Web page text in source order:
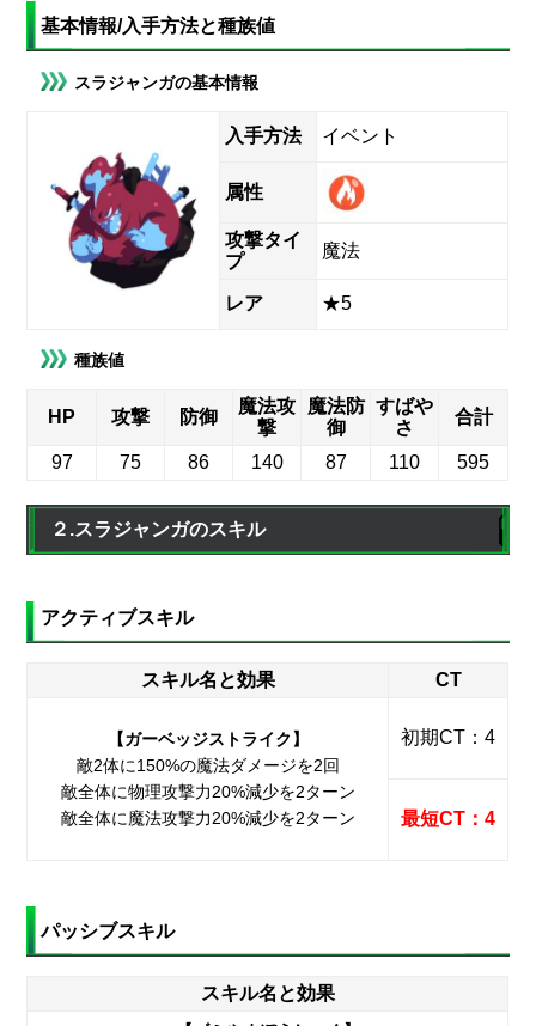
基本情報/入手方法と種族値
スラジャンガの基本情報
入手方法 イベント
属性
攻撃タイ
プ
魔法
レア ★5
種族値
HP 攻撃 防御
魔法攻
撃
魔法防
御
すばや
さ
合計
97 75 86 140 87 110 595
２.スラジャンガのスキル
アクティブスキル
スキル名と効果 CT
【ガーベッジストライク】
敵2体に150%の魔法ダメージを2回
敵全体に物理攻撃力20%減少を2ターン
敵全体に魔法攻撃力20%減少を2ターン
初期CT：4
最短CT：4
パッシブスキル
スキル名と効果